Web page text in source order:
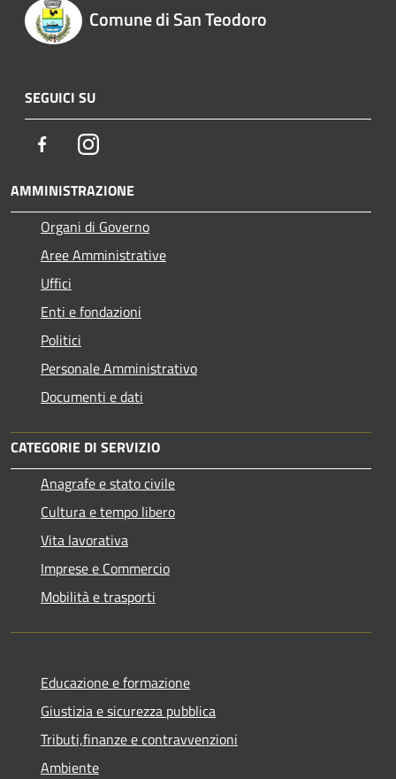
Comune di San Teodoro
SEGUICI SU
FacebookInstagram
AMMINISTRAZIONE
Organi di Governo
Aree Amministrative
Uffici
Enti e fondazioni
Politici
Personale Amministrativo
Documenti e dati
CATEGORIE DI SERVIZIO
Anagrafe e stato civile
Cultura e tempo libero
Vita lavorativa
Imprese e Commercio
Mobilità e trasporti
Educazione e formazione
Giustizia e sicurezza pubblica
Tributi,finanze e contravvenzioni
Ambiente